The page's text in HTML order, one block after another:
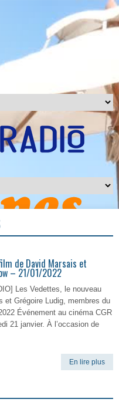
de David Marsais et
– 21/01/2022
Vedettes, le nouveau
et Grégoire Ludig, membres du
Événement au cinéma CGR
21 janvier. À l’occasion de
En lire plus